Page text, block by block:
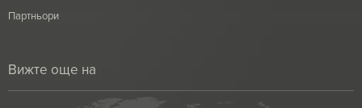
Партньори
Вижте още на